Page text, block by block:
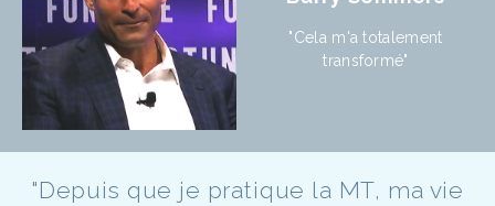
"Cela m'a totalement
transformé"
"Depuis que je pratique la MT, ma vie